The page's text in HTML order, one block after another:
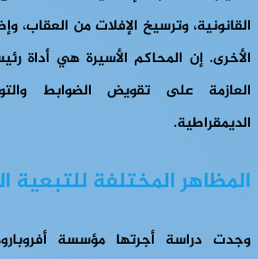
القانونية، وترسيخ الإفلات من العقاب،
الأخرى. إن المحاكم الأسيرة هي أداة
العازمة على تقويض الضوابط
الديمقراطية.
المظاهر المختلفة للتبعية
وجدت دراسة أجرتها مؤسسة